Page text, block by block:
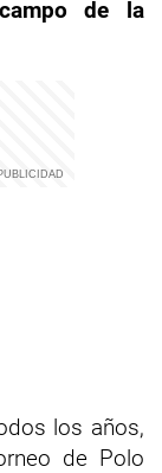
de la
los años,
de Polo